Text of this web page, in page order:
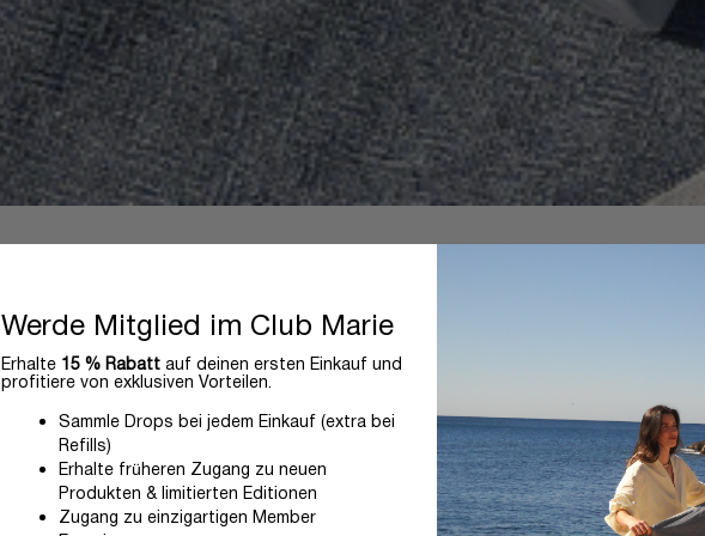
Werde Mitglied im Club Marie
Erhalte 15 % Rabatt auf deinen ersten Einkauf und
profitiere von exklusiven Vorteilen.
Sammle Drops bei jedem Einkauf (extra bei
Refills)
Erhalte früheren Zugang zu neuen
Produkten & limitierten Editionen
Zugang zu einzigartigen Member